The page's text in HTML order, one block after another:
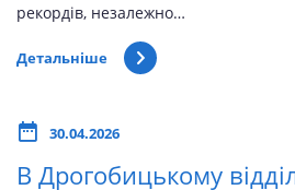
рекордів, незалежно…
Детальніше
30.04.2026
В Дрогобицькому